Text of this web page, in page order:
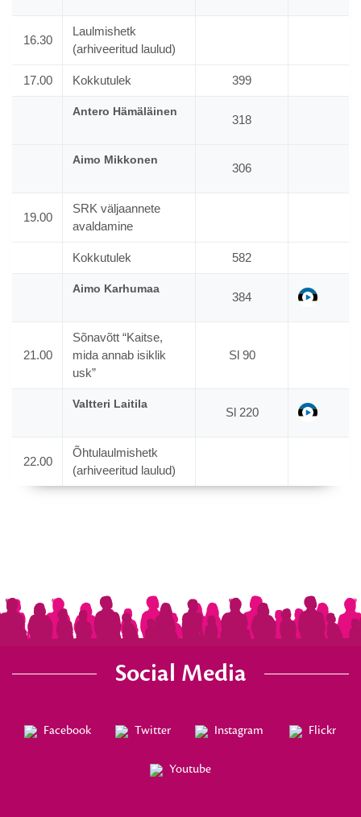
16.30
Laulmishetk
(arhiveeritud laulud)
17.00 Kokkutulek 399
Antero Hämäläinen
318
Aimo Mikkonen
306
19.00
SRK väljaannete
avaldamine
Kokkutulek 582
Aimo Karhumaa
384
21.00
Sõnavõtt “Kaitse,
mida annab isiklik
usk”
Sl 90
Valtteri Laitila
Sl 220
22.00
Õhtulaulmishetk
(arhiveeritud laulud)
Social Media
Facebook Twitter Instagram Flickr
Youtube